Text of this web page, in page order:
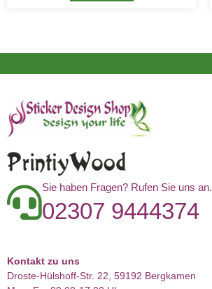
Sie haben Fragen? Rufen Sie uns an.
02307 9444374
Kontakt zu uns
Droste-Hülshoff-Str. 22, 59192 Bergkamen